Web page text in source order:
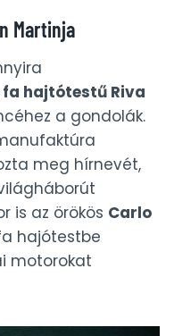
Martinja
hajtótestű Riva
a gondolák.
meg hírnevét,
is az örökös Carlo
hajótestbe
motorokat